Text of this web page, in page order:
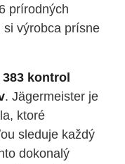
prírodných
si výrobca prísne
kontrol
. Jägermeister je
ktoré
sleduje každý
dokonalý